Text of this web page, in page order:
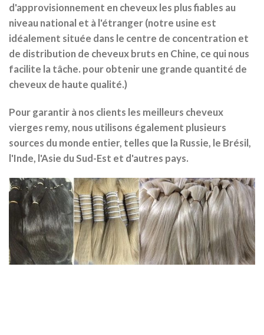
d'approvisionnement en cheveux les plus fiables au
niveau national et à l'étranger (notre usine est
idéalement située dans le centre de concentration et
de distribution de cheveux bruts en Chine, ce qui nous
facilite la tâche. pour obtenir une grande quantité de
cheveux de haute qualité.)
Pour garantir à nos clients les meilleurs cheveux
vierges remy, nous utilisons également plusieurs
sources du monde entier, telles que la Russie, le Brésil,
l'Inde, l'Asie du Sud-Est et d'autres pays.